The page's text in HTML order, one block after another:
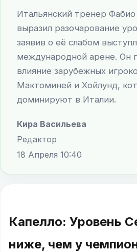
Итальянский тренер Фабио
выразил разочарование
заявив о её слабом
международной арене. Он
влияние зарубежных
Мактоминей и Хойлунд,
доминируют в Италии.
Кира Васильева
Редактор
18 Апреля 10:40
Капелло: Уровень
ниже, чем у